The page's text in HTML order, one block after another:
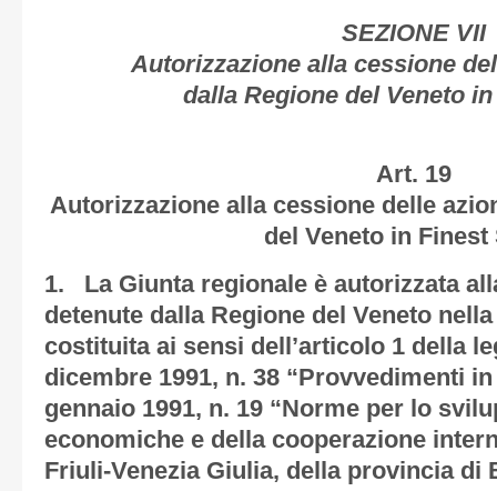
SEZIONE VII
Autorizzazione alla cessione
dalla Regione del Veneto
Art. 19
Autorizzazione alla cessione delle
del Veneto in Finest
1. La Giunta regionale è autorizzata
detenute dalla Regione del Veneto
costituita ai sensi dell’articolo 1 della
dicembre 1991, n. 38 “Provvedimenti
gennaio 1991, n. 19 “Norme per lo
economiche e della cooperazione
Friuli-Venezia Giulia, della provincia di